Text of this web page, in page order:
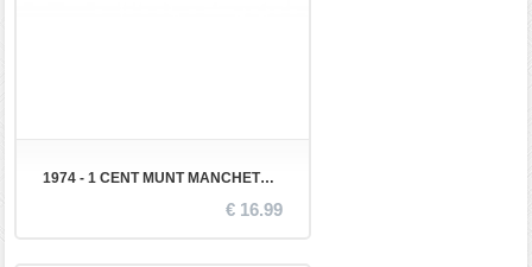
1974 - 1 CENT MUNT MANCHETKNOPEN
€ 16.99